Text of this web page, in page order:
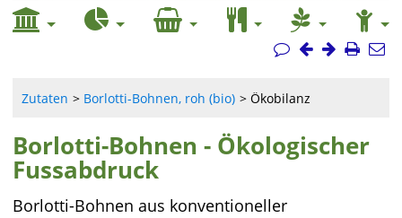
Zutaten Borlotti-Bohnen, roh (bio) Ökobilanz
Borlotti-Bohnen - Ökologischer
Fussabdruck
Borlotti-Bohnen aus konventioneller